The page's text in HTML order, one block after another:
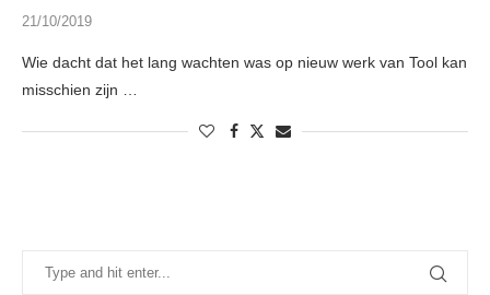
21/10/2019
Wie dacht dat het lang wachten was op nieuw werk van Tool kan
misschien zijn …